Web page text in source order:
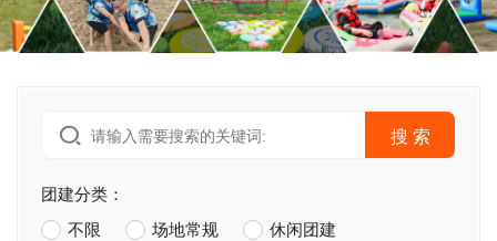
搜 索
团建分类：
不限
场地常规
休闲团建